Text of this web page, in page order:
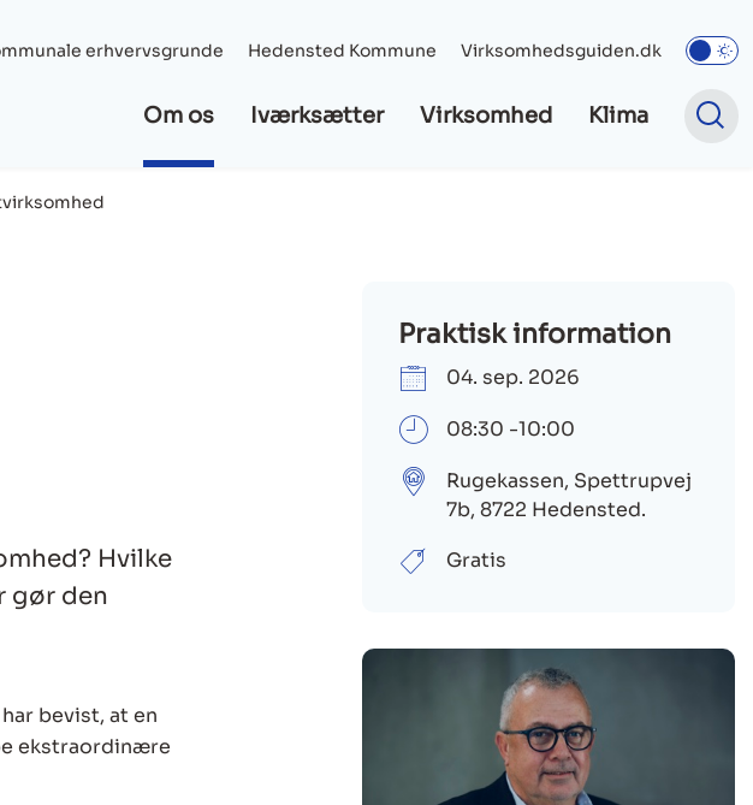
erhvervsgrunde Hedensted Kommune Virksomhedsguiden.dk
Om os Iværksætter Virksomhed Klima
Hvilke
gør den
bevist, at en
ekstraordinære
Praktisk information
04. sep. 2026
08:30 -10:00
Rugekassen, Spettrupvej
7b, 8722 Hedensted.
Gratis